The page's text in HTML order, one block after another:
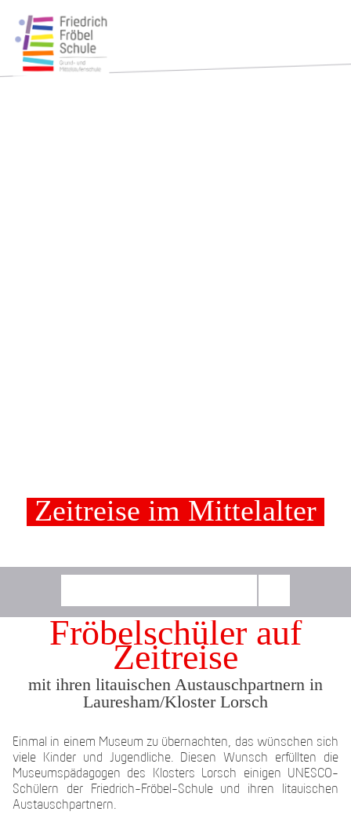
Zeitreise im Mittelalter
Fröbelschüler auf
Zeitreise
mit ihren litauischen Austauschpartnern in
Lauresham/Kloster Lorsch
Einmal in einem Museum zu übernachten, das wünschen sich
viele Kinder und Jugendliche. Diesen Wunsch erfüllten die
Museumspädagogen des Klosters Lorsch einigen UNESCO-
Schülern der Friedrich-Fröbel-Schule und ihren litauischen
Austauschpartnern.